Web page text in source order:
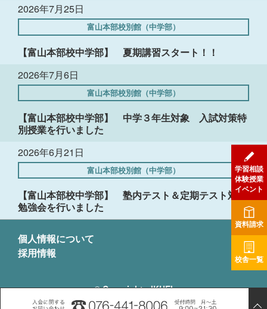
2026年7月25日
富山本部校別館（中学部）
【富山本部校中学部】 夏期講習スタート！！
2026年7月6日
富山本部校別館（中学部）
【富山本部校中学部】 中学３年生対象 入試対策特
別授業を行いました
2026年6月21日
富山本部校別館（中学部）
【富山本部校中学部】 塾内テスト＆定期テスト対策
勉強会を行いました
個人情報について
採用情報
© Copyright - IKUEI
学習相談
体験授業
イベント
資料請求
校舎一覧